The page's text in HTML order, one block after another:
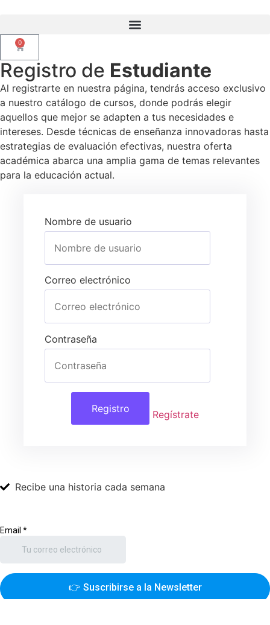
0
Registro de Estudiante
Al registrarte en nuestra página, tendrás acceso exclusivo
a nuestro catálogo de cursos, donde podrás elegir
aquellos que mejor se adapten a tus necesidades e
intereses. Desde técnicas de enseñanza innovadoras hasta
estrategias de evaluación efectivas, nuestra oferta
académica abarca una amplia gama de temas relevantes
para la educación actual.
Nombre de usuario
Correo electrónico
Contraseña
Regístrate
Recibe una historia cada semana